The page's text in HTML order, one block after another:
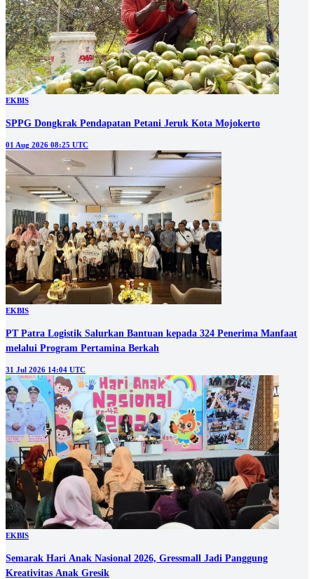
EKBIS
SPPG Dongkrak Pendapatan Petani Jeruk Kota Mojokerto
01 Aug 2026 08:25 UTC
EKBIS
PT Patra Logistik Salurkan Bantuan kepada 324 Penerima Manfaat
melalui Program Pertamina Berkah
31 Jul 2026 14:04 UTC
EKBIS
Semarak Hari Anak Nasional 2026, Gressmall Jadi Panggung
Kreativitas Anak Gresik